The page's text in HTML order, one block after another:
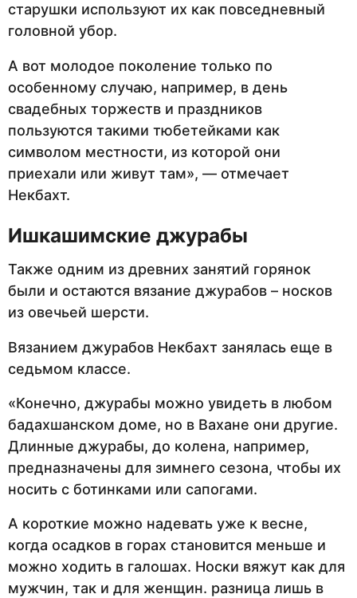
старушки используют их как повседневный
головной убор.
А вот молодое поколение только по
особенному случаю, например, в день
свадебных торжеств и праздников
пользуются такими тюбетейками как
символом местности, из которой они
приехали или живут там», — отмечает
Некбахт.
Ишкашимские джурабы
Также одним из древних занятий горянок
были и остаются вязание джурабов – носков
из овечьей шерсти.
Вязанием джурабов Некбахт занялась еще в
седьмом классе.
«Конечно, джурабы можно увидеть в любом
бадахшанском доме, но в Вахане они другие.
Длинные джурабы, до колена, например,
предназначены для зимнего сезона, чтобы их
носить с ботинками или сапогами.
А короткие можно надевать уже к весне,
когда осадков в горах становится меньше и
можно ходить в галошах. Носки вяжут как для
мужчин, так и для женщин. разница лишь в